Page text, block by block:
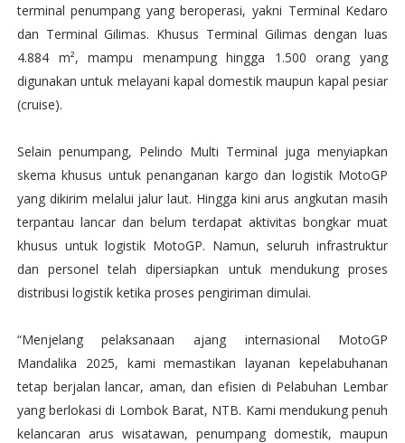
terminal penumpang yang beroperasi, yakni Terminal Kedaro
dan Terminal Gilimas. Khusus Terminal Gilimas dengan luas
4.884 m², mampu menampung hingga 1.500 orang yang
digunakan untuk melayani kapal domestik maupun kapal pesiar
(cruise).
Selain penumpang, Pelindo Multi Terminal juga menyiapkan
skema khusus untuk penanganan kargo dan logistik MotoGP
yang dikirim melalui jalur laut. Hingga kini arus angkutan masih
terpantau lancar dan belum terdapat aktivitas bongkar muat
khusus untuk logistik MotoGP. Namun, seluruh infrastruktur
dan personel telah dipersiapkan untuk mendukung proses
distribusi logistik ketika proses pengiriman dimulai.
“Menjelang pelaksanaan ajang internasional MotoGP
Mandalika 2025, kami memastikan layanan kepelabuhanan
tetap berjalan lancar, aman, dan efisien di Pelabuhan Lembar
yang berlokasi di Lombok Barat, NTB. Kami mendukung penuh
kelancaran arus wisatawan, penumpang domestik, maupun